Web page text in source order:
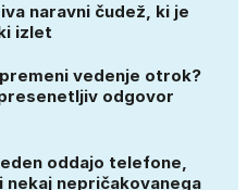
naravni čudež, ki je
izlet
vedenje otrok?
odgovor
oddajo telefone,
nekaj nepričakovanega